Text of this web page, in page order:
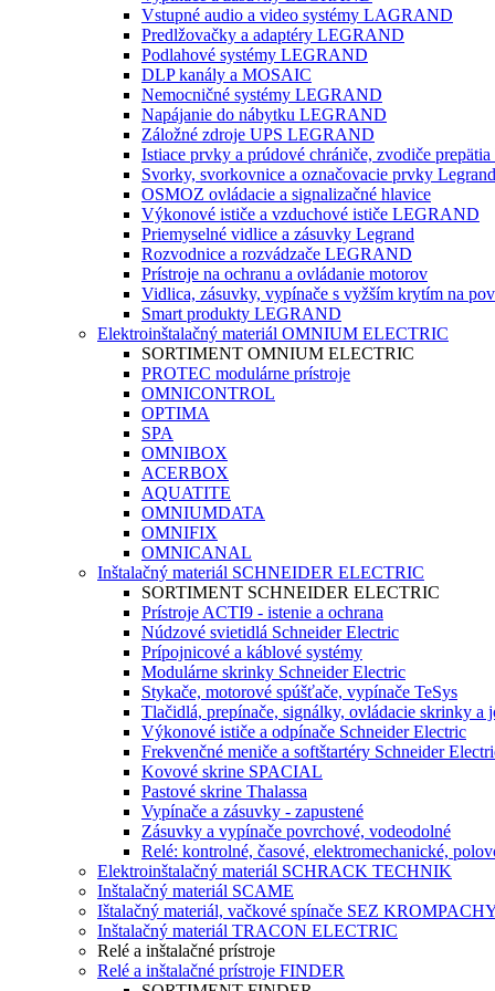
Vstupné audio a video systémy LAGRAND
Predlžovačky a adaptéry LEGRAND
Podlahové systémy LEGRAND
DLP kanály a MOSAIC
Nemocničné systémy LEGRAND
Napájanie do nábytku LEGRAND
Záložné zdroje UPS LEGRAND
Istiace prvky a prúdové chrániče, zvodiče prepätia
Svorky, svorkovnice a označovacie prvky Legrand
OSMOZ ovládacie a signalizačné hlavice
Výkonové ističe a vzduchové ističe LEGRAND
Priemyselné vidlice a zásuvky Legrand
Rozvodnice a rozvádzače LEGRAND
Prístroje na ochranu a ovládanie motorov
Vidlica, zásuvky, vypínače s vyžším krytím na
Smart produkty LEGRAND
Elektroinštalačný materiál OMNIUM ELECTRIC
SORTIMENT OMNIUM ELECTRIC
PROTEC modulárne prístroje
OMNICONTROL
OPTIMA
SPA
OMNIBOX
ACERBOX
AQUATITE
OMNIUMDATA
OMNIFIX
OMNICANAL
Inštalačný materiál SCHNEIDER ELECTRIC
SORTIMENT SCHNEIDER ELECTRIC
Prístroje ACTI9 - istenie a ochrana
Núdzové svietidlá Schneider Electric
Prípojnicové a káblové systémy
Modulárne skrinky Schneider Electric
Stykače, motorové spúšťače, vypínače TeSys
Tlačidlá, prepínače, signálky, ovládacie skrinky a
Výkonové ističe a odpínače Schneider Electric
Frekvenčné meniče a softštartéry Schneider
Kovové skrine SPACIAL
Pastové skrine Thalassa
Vypínače a zásuvky - zapustené
Zásuvky a vypínače povrchové, vodeodolné
Relé: kontrolné, časové, elektromechanické,
Elektroinštalačný materiál SCHRACK TECHNIK
Inštalačný materiál SCAME
Ištalačný materiál, vačkové spínače SEZ
Inštalačný materiál TRACON ELECTRIC
Relé a inštalačné prístroje
Relé a inštalačné prístroje FINDER